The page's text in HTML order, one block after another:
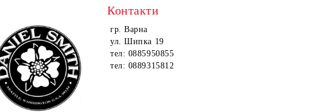
Контакти
гр. Варна
ул. Шипка 19
тел: 0885950855
тел: 0889315812